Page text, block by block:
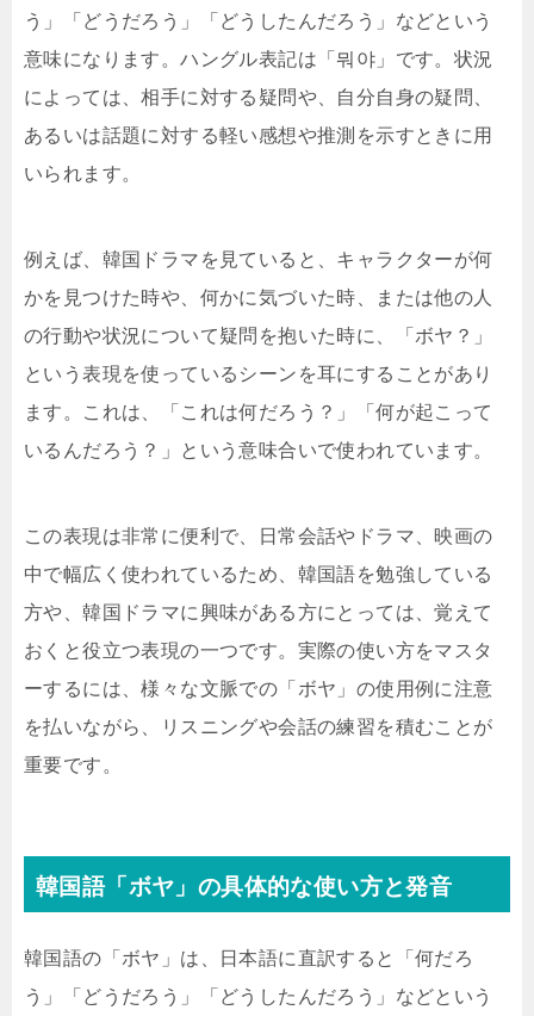
う」「どうだろう」「どうしたんだろう」などという
意味になります。ハングル表記は「뭐야」です。状況
によっては、相手に対する疑問や、自分自身の疑問、
あるいは話題に対する軽い感想や推測を示すときに用
いられます。
例えば、韓国ドラマを見ていると、キャラクターが何
かを見つけた時や、何かに気づいた時、または他の人
の行動や状況について疑問を抱いた時に、「ボヤ？」
という表現を使っているシーンを耳にすることがあり
ます。これは、「これは何だろう？」「何が起こって
いるんだろう？」という意味合いで使われています。
この表現は非常に便利で、日常会話やドラマ、映画の
中で幅広く使われているため、韓国語を勉強している
方や、韓国ドラマに興味がある方にとっては、覚えて
おくと役立つ表現の一つです。実際の使い方をマスタ
ーするには、様々な文脈での「ボヤ」の使用例に注意
を払いながら、リスニングや会話の練習を積むことが
重要です。
韓国語「ボヤ」の具体的な使い方と発音
韓国語の「ボヤ」は、日本語に直訳すると「何だろ
う」「どうだろう」「どうしたんだろう」などという